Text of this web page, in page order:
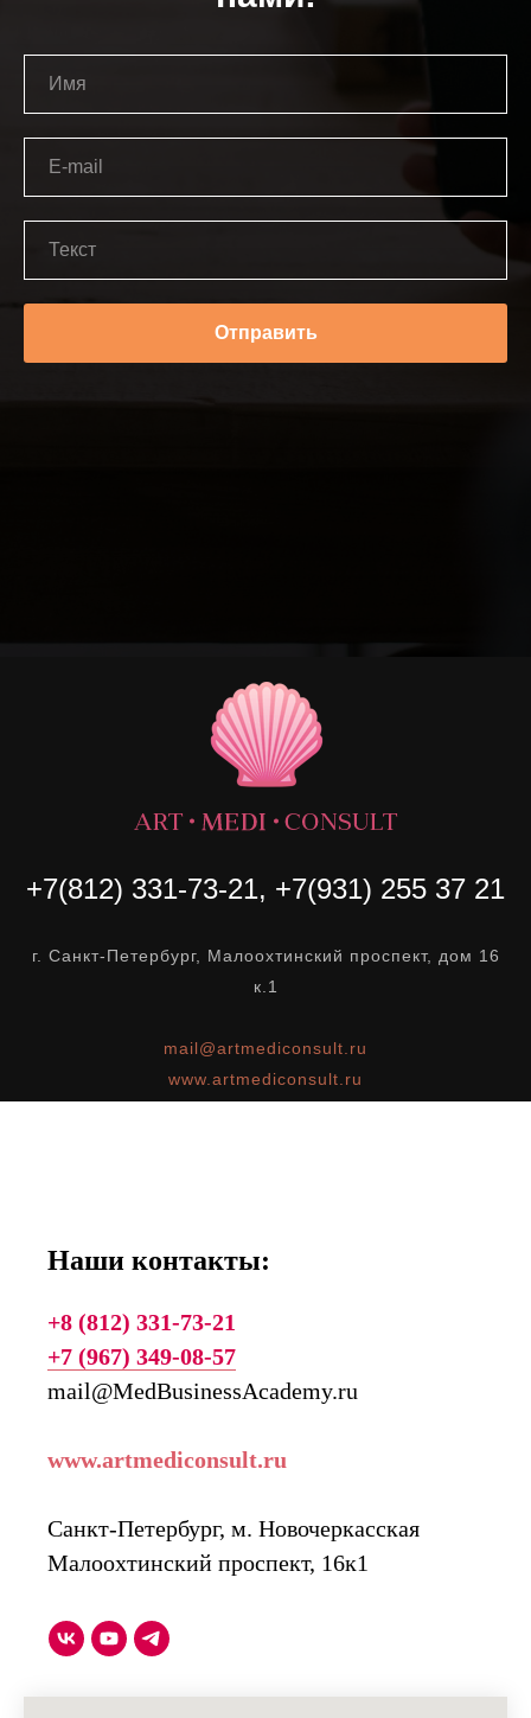
Отправить
+7(812) 331-73-21, +7(931) 255 37 21
г. Санкт-Петербург, Малоохтинский проспект, дом 16
к.1
mail@artmediconsult.ru
www.artmediconsult.ru
Наши контакты:
+8 (812) 331-73-21
+7 (967) 349-08-57
mail@MedBusinessAcademy.ru
www.artmediconsult.ru
Санкт-Петербург, м. Новочеркасская
Малоохтинский проспект, 16к1